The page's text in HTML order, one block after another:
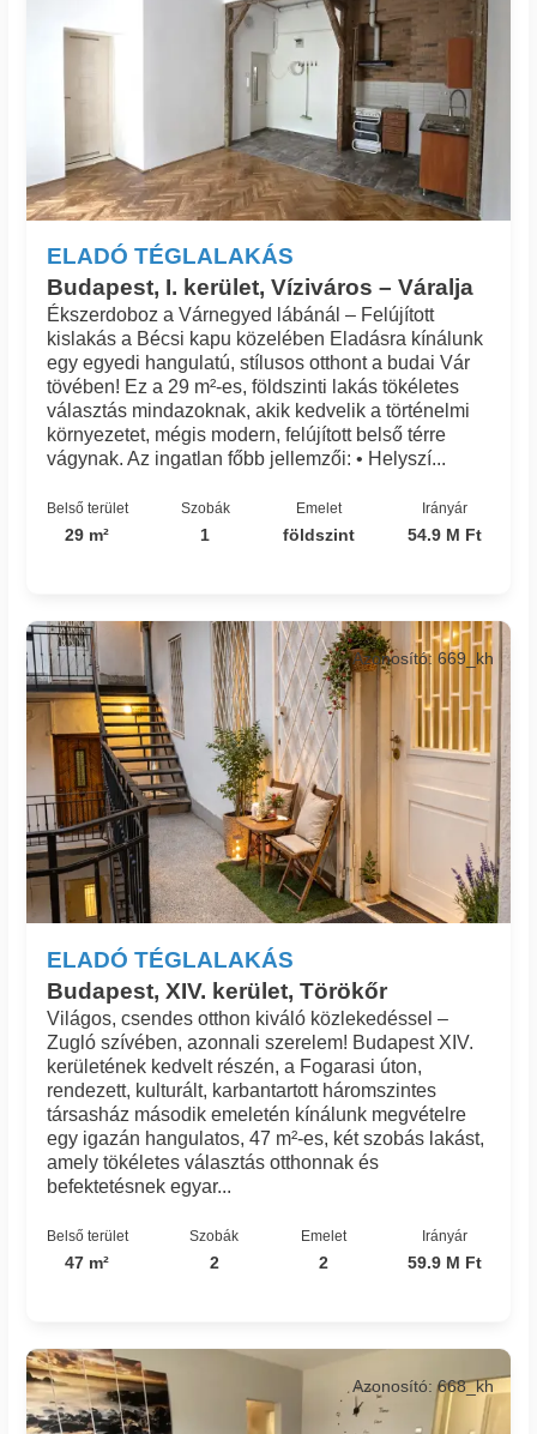
ELADÓ TÉGLALAKÁS
Budapest, I. kerület, Víziváros – Váralja
Ékszerdoboz a Várnegyed lábánál – Felújított
kislakás a Bécsi kapu közelében Eladásra kínálunk
egy egyedi hangulatú, stílusos otthont a budai Vár
tövében! Ez a 29 m²-es, földszinti lakás tökéletes
választás mindazoknak, akik kedvelik a történelmi
környezetet, mégis modern, felújított belső térre
vágynak. Az ingatlan főbb jellemzői: • Helyszí...
Belső terület
29 m²
Szobák
1
Emelet
földszint
Irányár
54.9 M Ft
ELADÓ TÉGLALAKÁS
Budapest, XIV. kerület, Törökőr
Azonosító: 669_kh
Világos, csendes otthon kiváló közlekedéssel –
Zugló szívében, azonnali szerelem! Budapest XIV.
kerületének kedvelt részén, a Fogarasi úton,
rendezett, kulturált, karbantartott háromszintes
társasház második emeletén kínálunk megvételre
egy igazán hangulatos, 47 m²-es, két szobás lakást,
amely tökéletes választás otthonnak és
befektetésnek egyar...
Belső terület
47 m²
Szobák
2
Emelet
2
Irányár
59.9 M Ft
Azonosító: 668_kh